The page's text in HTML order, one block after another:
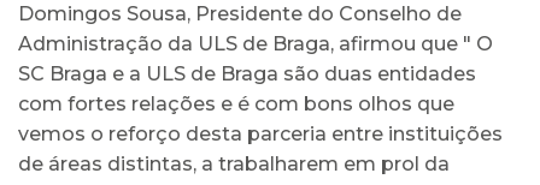
Domingos Sousa, Presidente do Conselho de
Administração da ULS de Braga, afirmou que " O
SC Braga e a ULS de Braga são duas entidades
com fortes relações e é com bons olhos que
vemos o reforço desta parceria entre instituições
de áreas distintas, a trabalharem em prol da